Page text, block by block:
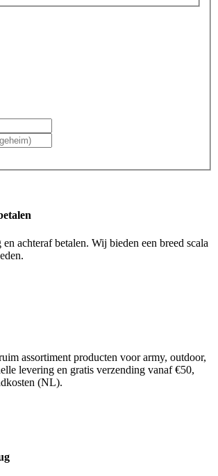
achteraf betalen. Wij bieden een breed scala
assortiment producten voor army, outdoor,
levering en gratis verzending vanaf €50,
(NL).